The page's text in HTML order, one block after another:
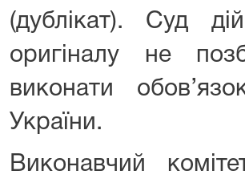
(дублікат). Суд
оригіналу не
виконати
України.
Виконавчий